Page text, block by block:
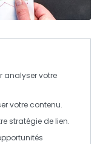
analyser votre
votre contenu.
stratégie de lien.